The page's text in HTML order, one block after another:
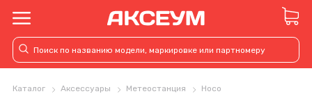
Каталог Аксессуары Метеостанция Hoco